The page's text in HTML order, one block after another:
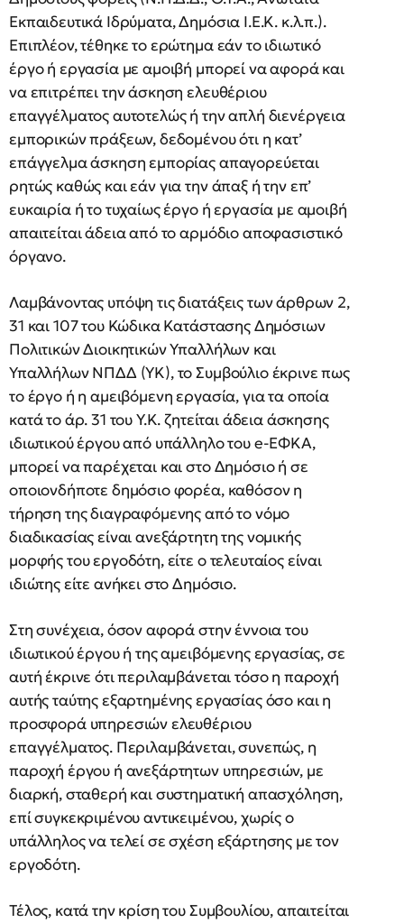
Εκπαιδευτικά Ιδρύματα, Δημόσια Ι.Ε.Κ. κ.λ.π.).
Επιπλέον, τέθηκε το ερώτημα εάν το ιδιωτικό
έργο ή εργασία με αμοιβή μπορεί να αφορά και
να επιτρέπει την άσκηση ελευθέριου
επαγγέλματος αυτοτελώς ή την απλή διενέργεια
εμπορικών πράξεων, δεδομένου ότι η κατ’
επάγγελμα άσκηση εμπορίας απαγορεύεται
ρητώς καθώς και εάν για την άπαξ ή την επ’
ευκαιρία ή το τυχαίως έργο ή εργασία με αμοιβή
απαιτείται άδεια από το αρμόδιο αποφασιστικό
όργανο.
Λαμβάνοντας υπόψη τις διατάξεις των άρθρων 2,
31 και 107 του Κώδικα Κατάστασης Δημόσιων
Πολιτικών Διοικητικών Υπαλλήλων και
Υπαλλήλων ΝΠΔΔ (ΥΚ), το Συμβούλιο έκρινε πως
το έργο ή η αμειβόμενη εργασία, για τα οποία
κατά το άρ. 31 του Υ.Κ. ζητείται άδεια άσκησης
ιδιωτικού έργου από υπάλληλο του e-ΕΦΚΑ,
μπορεί να παρέχεται και στο Δημόσιο ή σε
οποιονδήποτε δημόσιο φορέα, καθόσον η
τήρηση της διαγραφόμενης από το νόμο
διαδικασίας είναι ανεξάρτητη της νομικής
μορφής του εργοδότη, είτε ο τελευταίος είναι
ιδιώτης είτε ανήκει στο Δημόσιο.
Στη συνέχεια, όσον αφορά στην έννοια του
ιδιωτικού έργου ή της αμειβόμενης εργασίας, σε
αυτή έκρινε ότι περιλαμβάνεται τόσο η παροχή
αυτής ταύτης εξαρτημένης εργασίας όσο και η
προσφορά υπηρεσιών ελευθέριου
επαγγέλματος. Περιλαμβάνεται, συνεπώς, η
παροχή έργου ή ανεξάρτητων υπηρεσιών, με
διαρκή, σταθερή και συστηματική απασχόληση,
επί συγκεκριμένου αντικειμένου, χωρίς ο
υπάλληλος να τελεί σε σχέση εξάρτησης με τον
εργοδότη.
Τέλος, κατά την κρίση του Συμβουλίου, απαιτείται